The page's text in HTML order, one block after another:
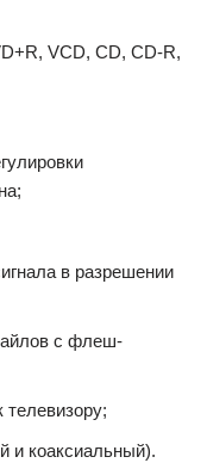
VCD, CD, CD-R,
в разрешении
с флеш-
и коаксиальный).